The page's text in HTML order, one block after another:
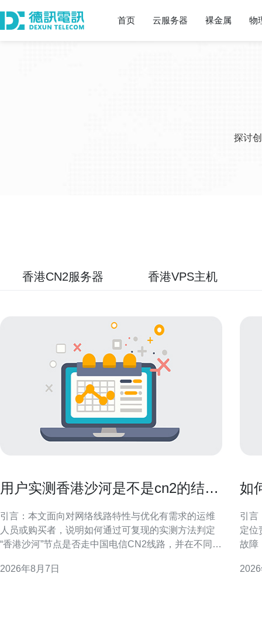
首页 云服务器 裸金属 物
探讨
香港CN2服务器 香港VPS主机
用户实测香港沙河是不是cn2的结果
引言：本文面向对网络线路特性与优化有需求的运维
人员或购买者，说明如何通过可复现的实测方法判定
“香港沙河”节点是否走中国电信CN2线路，并在不同判
断言，提供操作步骤与解读要点，方便读者自行复
2026年8月7日
如
引言
定位
故障
时间内恢复访